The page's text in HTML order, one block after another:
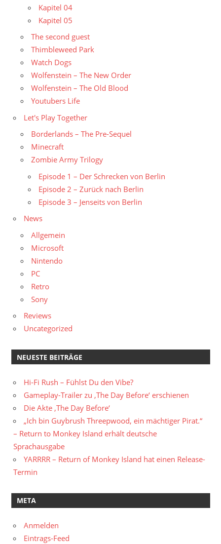
Kapitel 04
Kapitel 05
The second guest
Thimbleweed Park
Watch Dogs
Wolfenstein – The New Order
Wolfenstein – The Old Blood
Youtubers Life
Let's Play Together
Borderlands – The Pre-Sequel
Minecraft
Zombie Army Trilogy
Episode 1 – Der Schrecken von Berlin
Episode 2 – Zurück nach Berlin
Episode 3 – Jenseits von Berlin
News
Allgemein
Microsoft
Nintendo
PC
Retro
Sony
Reviews
Uncategorized
NEUESTE BEITRÄGE
Hi-Fi Rush – Fühlst Du den Vibe?
Gameplay-Trailer zu ‚The Day Before‘ erschienen
Die Akte ‚The Day Before‘
„Ich bin Guybrush Threepwood, ein mächtiger Pirat.“
– Return to Monkey Island erhält deutsche
Sprachausgabe
YARRRR – Return of Monkey Island hat einen Release-
Termin
META
Anmelden
Eintrags-Feed